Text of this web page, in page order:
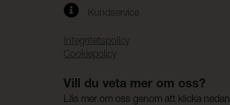
Kundservice
Integritetspolicy
Cookiepolicy
Vill du veta mer om oss?
Läs mer om oss genom att klicka nedan